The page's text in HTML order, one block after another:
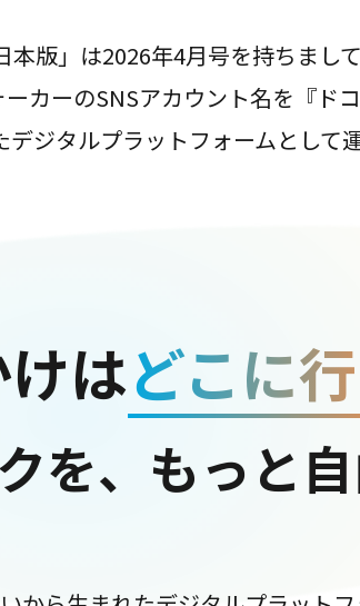
版」は2026年4月号を持ちまし
カーのSNSアカウント名を『ド
ジタルプラットフォームとして
けはどこに
を、もっと